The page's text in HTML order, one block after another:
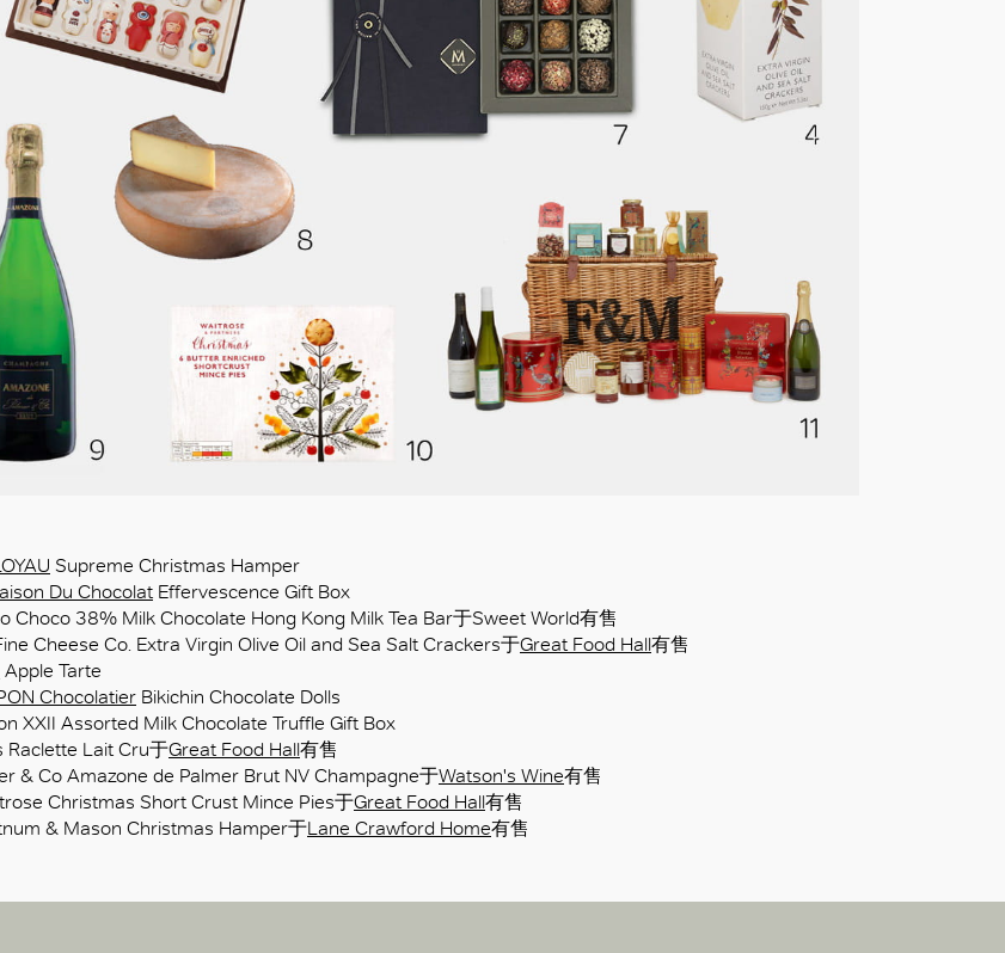
Supreme Christmas Hamper
Du Chocolat Effervescence Gift Box
Choco 38% Milk Chocolate Hong Kong Milk Tea Bar于Sweet World有售
Cheese Co. Extra Virgin Olive Oil and Sea Salt Crackers于Great Food Hall有售
Apple Tarte
Chocolatier Bikichin Chocolate Dolls
XXII Assorted Milk Chocolate Truffle Gift Box
Raclette Lait Cru于Great Food Hall有售
& Co Amazone de Palmer Brut NV Champagne于Watson's Wine有售
Christmas Short Crust Mince Pies于Great Food Hall有售
& Mason Christmas Hamper于Lane Crawford Home有售